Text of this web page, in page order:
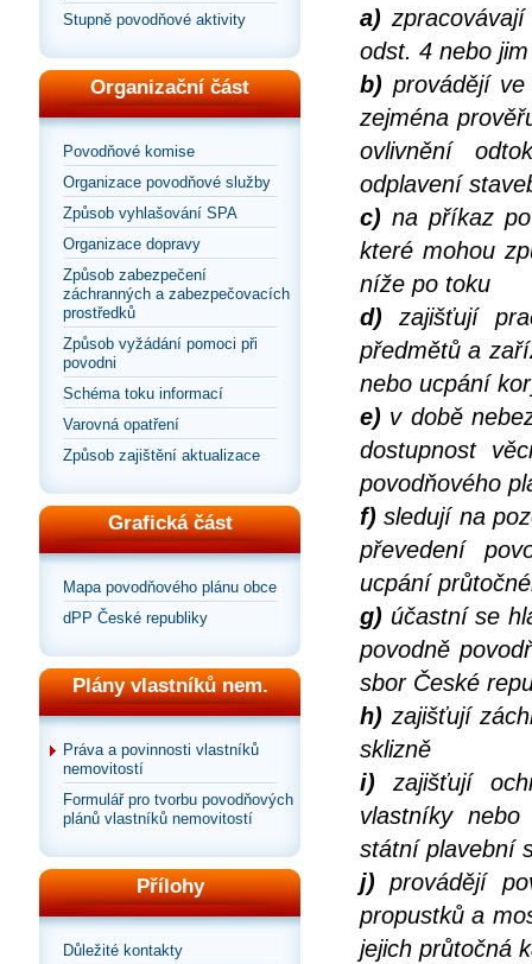
Stupně povodňové aktivity
Organizační část
Povodňové komise
Organizace povodňové služby
Způsob vyhlašování SPA
Organizace dopravy
Způsob zabezpečení
záchranných a zabezpečovacích
prostředků
Způsob vyžádání pomoci při
povodni
Schéma toku informací
Varovná opatření
Způsob zajištění aktualizace
Grafická část
Mapa povodňového plánu obce
dPP České republiky
Plány vlastníků nem.
Práva a povinnosti vlastníků
nemovitostí
Formulář pro tvorbu povodňových
plánů vlastníků nemovitostí
Přílohy
Důležité kontakty
a)
odst. 4 nebo
b) provádějí
zejména
ovlivnění
odplavení
c) na příkaz
které mohou
níže po toku
d) zajišťují
předmětů a
nebo ucpání
e) v době
dostupnost
povodňového
f) sledují na
převedení
ucpání
g) účastní se
povodně
sbor České
h) zajišťují
sklizně
i) zajišťují
vlastníky
státní plavební
j) provádějí
propustků a
jejich průtočná